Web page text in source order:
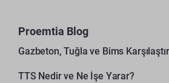
Proemtia Blog
TTS Nedir ve Ne İşe Yarar?